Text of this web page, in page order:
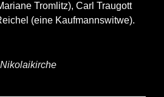
Tromlitz), Carl Traugott
(eine Kaufmannswitwe).
Nikolaikirche